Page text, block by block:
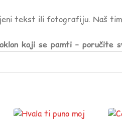
tekst ili fotografiju. Naš tim
koji se pamti – poručite